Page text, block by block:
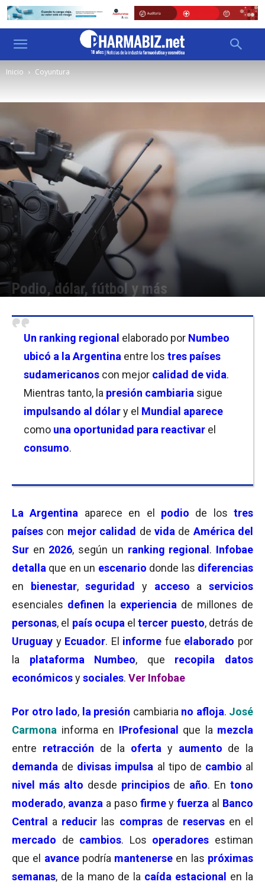
Inicio Coyuntura
Podio, dólar, fútbol y más
Un ranking regional elaborado por Numbeo
ubicó a la Argentina entre los tres países
sudamericanos con mejor calidad de vida.
Mientras tanto, la presión cambiaria sigue
impulsando al dólary el Mundial aparece
como una oportunidad para reactivar el
consumo.
La Argentina aparece en el podio de los tres
países con mejor calidad de vida de América del
Sur en 2026, según un ranking regional . Infobae
detalla que en un escenario donde las diferencias
en
bienestar,seguridad y acceso aservicios
esenciales definen la experiencia de millones de
personas, el país ocupa eltercer puesto, detrás de
Uruguay y Ecuador. El informe fue elaborado por
la plataforma Numbeo, que recopila datos
económicosysociales. Ver Infobae
Por otro lado, la presión cambiaria no afloja. José
Carmona informa en IProfesional que la mezcla
entre retracción de la oferta y aumento de la
demanda de divisas impulsa al tipo de cambio al
nivel más alto desde principios de año. En tono
moderado, avanza a paso firme yfuerza al Banco
Central
a reducir las compras de reservas en el
mercado de cambios. Los operadores estiman
que el avance podría mantenerse en las próximas
semanas, de la mano de la caída estacional
en la